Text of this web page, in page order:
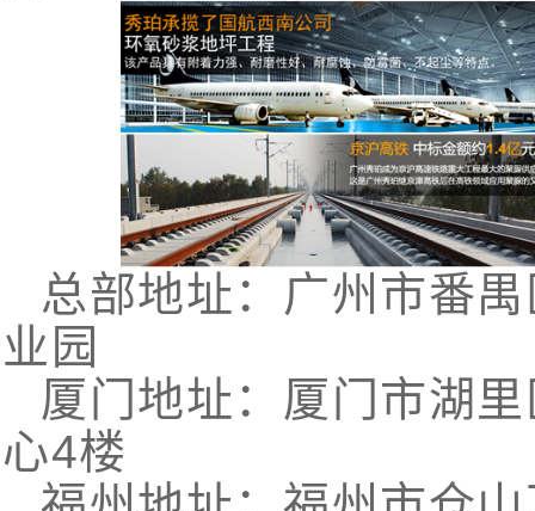
总部地址：广州市番
业园
厦门地址：厦门市湖
心4楼